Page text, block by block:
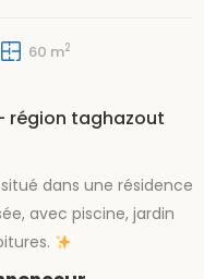
et calme,
un […]
60 m2
région taghazout
dans une résidence
avec piscine, jardin
avec piscine